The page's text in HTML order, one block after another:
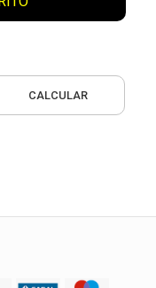
CALCULAR